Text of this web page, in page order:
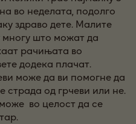
во неделата, подолго
здраво дете. Малите
многу што можат да
рачињата во
додека плачат.
може да ви помогне да
страда од грчеви или не.
во целост да се